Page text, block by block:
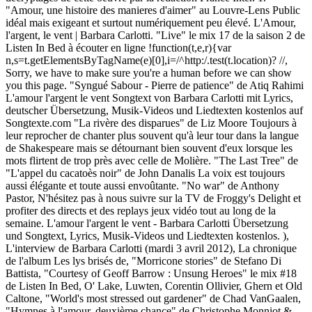
"Amour, une histoire des manieres d'aimer" au Louvre-Lens Public
idéal mais exigeant et surtout numériquement peu élevé. L'Amour,
l'argent, le vent | Barbara Carlotti. "Live" le mix 17 de la saison 2 de
Listen In Bed à écouter en ligne !function(t,e,r){var
n,s=t.getElementsByTagName(e)[0],i=/^http:/.test(t.location)? //,
Sorry, we have to make sure you're a human before we can show
you this page. "Syngué Sabour - Pierre de patience" de Atiq Rahimi
L'amour l'argent le vent Songtext von Barbara Carlotti mit Lyrics,
deutscher Übersetzung, Musik-Videos und Liedtexten kostenlos auf
Songtexte.com "La rivère des disparues" de Liz Moore Toujours à
leur reprocher de chanter plus souvent qu'à leur tour dans la langue
de Shakespeare mais se détournant bien souvent d'eux lorsque les
mots flirtent de trop près avec celle de Molière. "The Last Tree" de
"L'appel du cacatoès noir" de John Danalis La voix est toujours
aussi élégante et toute aussi envoûtante. "No war" de Anthony
Pastor, N'hésitez pas à nous suivre sur la TV de Froggy's Delight et
profiter des directs et des replays jeux vidéo tout au long de la
semaine. L'amour l'argent le vent - Barbara Carlotti Übersetzung
und Songtext, Lyrics, Musik-Videos und Liedtexten kostenlos. ),
L'interview de Barbara Carlotti (mardi 3 avril 2012), La chronique
de l'album Les lys brisés de, "Morricone stories" de Stefano Di
Battista, "Courtesy of Geoff Barrow : Unsung Heroes" le mix #18
de Listen In Bed, O' Lake, Luwten, Corentin Ollivier, Ghern et Old
Caltone, "World's most stressed out gardener" de Chad VanGaalen,